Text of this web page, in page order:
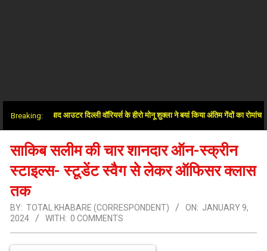
Breaking:
जीत के बाद आउटर दिल्ली वॉरियर्स के हीरो मोनू शुक्ला ने बयां किया अंतिम गेंदों का रोमांच
साकिब सलीम की चार शानदार ऑन-स्क्रीन
स्टाइल्स- स्टूडेंट स्वैग से लेकर ऑफिसर क्लास
तक
BY: TOTAL KHABARE (CORRESPONDENT) ON: JANUARY 9,
2024
WITH: 0 COMMENTS